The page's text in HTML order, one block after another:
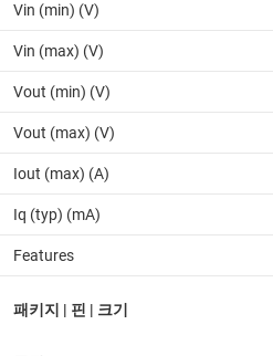
Vin (min) (V)
Vin (max) (V)
Vout (min) (V)
Vout (max) (V)
Iout (max) (A)
Iq (typ) (mA)
Features